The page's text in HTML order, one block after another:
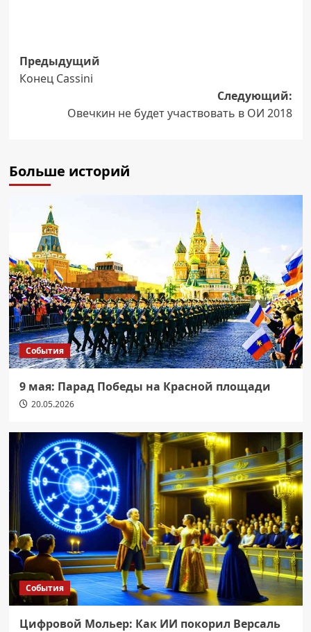
Навигация
записи
Предыдущий
Конец Cassini
Следующий:
Овечкин не будет участвовать в ОИ 2018
Больше историй
События
9 мая: Парад Победы на Красной площади
20.05.2026
События
Цифровой Мольер: Как ИИ покорил Версаль